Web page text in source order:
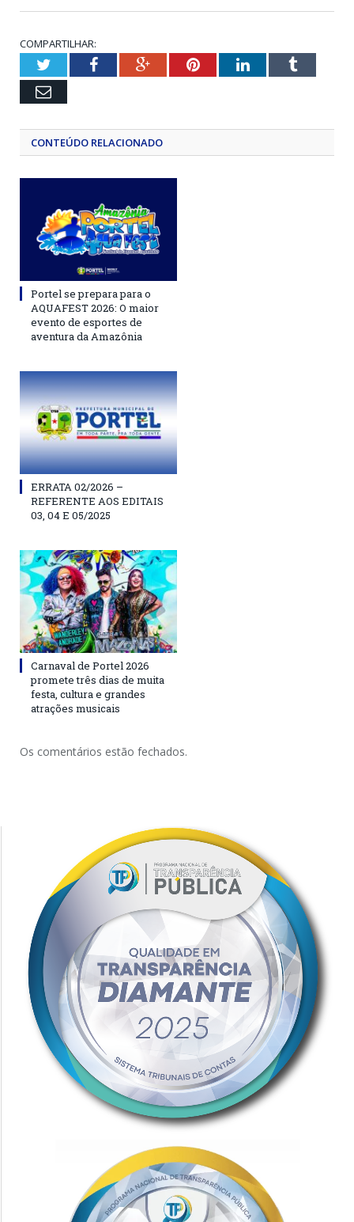
COMPARTILHAR:
TwitterFacebookGoogle+PinterestLinkedInTumblr
Email
CONTEÚDO RELACIONADO
Portel se prepara para o
AQUAFEST 2026: O maior
evento de esportes de
aventura da Amazônia
ERRATA 02/2026 –
REFERENTE AOS EDITAIS
03, 04 E 05/2025
Carnaval de Portel 2026
promete três dias de muita
festa, cultura e grandes
atrações musicais
Os comentários estão fechados.